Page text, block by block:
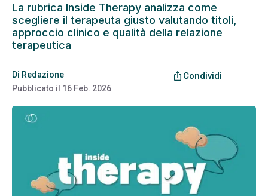
La rubrica Inside Therapy analizza come
scegliere il terapeuta giusto valutando titoli,
approccio clinico e qualità della relazione
terapeutica
Di Redazione
Pubblicato il 16 Feb. 2026
ios_share Condividi